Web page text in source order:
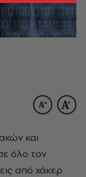
και
όλο τον
από χάκερ